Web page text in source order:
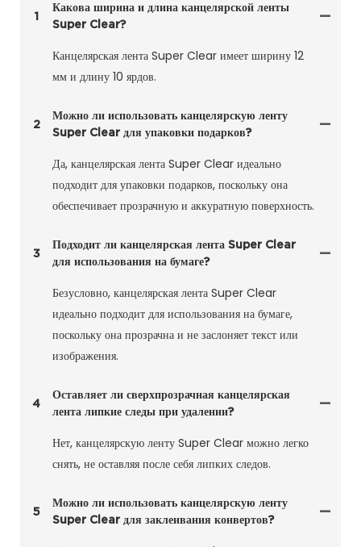
1
Какова ширина и длина канцелярской ленты
Super Clear?
Канцелярская лента Super Clear имеет ширину 12
мм и длину 10 ярдов.
2
Можно ли использовать канцелярскую ленту
Super Clear для упаковки подарков?
Да, канцелярская лента Super Clear идеально
подходит для упаковки подарков, поскольку она
обеспечивает прозрачную и аккуратную поверхность.
3
Подходит ли канцелярская лента Super Clear
для использования на бумаге?
Безусловно, канцелярская лента Super Clear
идеально подходит для использования на бумаге,
поскольку она прозрачна и не заслоняет текст или
изображения.
4
Оставляет ли сверхпрозрачная канцелярская
лента липкие следы при удалении?
Нет, канцелярскую ленту Super Clear можно легко
снять, не оставляя после себя липких следов.
5
Можно ли использовать канцелярскую ленту
Super Clear для заклеивания конвертов?